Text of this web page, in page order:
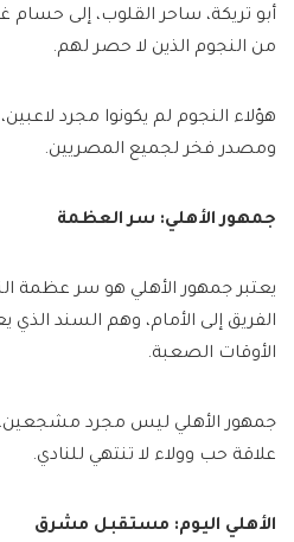
أبو تريكة، ساحر القلوب، إلى حسام
من النجوم الذين لا حصر لهم.
هؤلاء النجوم لم يكونوا مجرد
ومصدر فخر لجميع المصريين.
جمهور الأهلي: سر العظمة
يعتبر جمهور الأهلي هو سر عظمة
الفريق إلى الأمام، وهم السند الذي
الأوقات الصعبة.
جمهور الأهلي ليس مجرد مشجعين،
علاقة حب وولاء لا تنتهي للنادي.
الأهلي اليوم: مستقبل مشرق